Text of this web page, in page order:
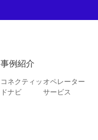
事例紹介
コネクティッ
ドナビ
オペレーター
サービス